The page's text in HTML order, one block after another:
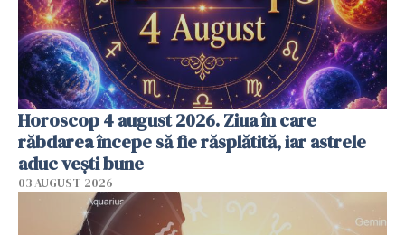
Horoscop 4 august 2026. Ziua în care
răbdarea începe să fie răsplătită, iar astrele
aduc vești bune
03 AUGUST 2026